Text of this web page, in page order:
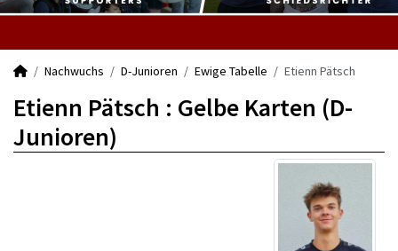
Nachwuchs D-Junioren Ewige Tabelle Etienn Pätsch
Etienn Pätsch : Gelbe Karten (D-
Junioren)